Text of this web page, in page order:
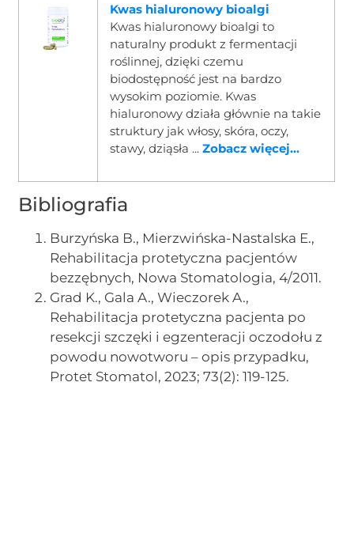
Kwas hialuronowy bioalgi
Kwas hialuronowy bioalgi to
naturalny produkt z fermentacji
roślinnej, dzięki czemu
biodostępność jest na bardzo
wysokim poziomie. Kwas
hialuronowy działa głównie na takie
struktury jak włosy, skóra, oczy,
stawy, dziąsła ...Zobacz więcej...
Bibliografia
Burzyńska B., Mierzwińska-Nastalska E.,
Rehabilitacja protetyczna pacjentów
bezzębnych, Nowa Stomatologia, 4/2011.
Grad K., Gala A., Wieczorek A.,
Rehabilitacja protetyczna pacjenta po
resekcji szczęki i egzenteracji oczodołu z
powodu nowotworu – opis przypadku,
Protet Stomatol, 2023; 73(2): 119-125.